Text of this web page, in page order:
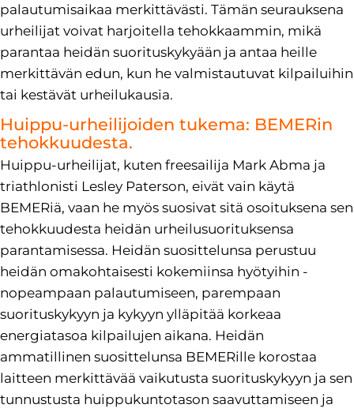
palautumisaikaa merkittävästi. Tämän seurauksena
urheilijat voivat harjoitella tehokkaammin, mikä
parantaa heidän suorituskykyään ja antaa heille
merkittävän edun, kun he valmistautuvat kilpailuihin
tai kestävät urheilukausia.
Huippu-urheilijoiden tukema: BEMERin
tehokkuudesta.
Huippu-urheilijat, kuten freesailija Mark Abma ja
triathlonisti Lesley Paterson, eivät vain käytä
BEMERiä, vaan he myös suosivat sitä osoituksena sen
tehokkuudesta heidän urheilusuorituksensa
parantamisessa. Heidän suosittelunsa perustuu
heidän omakohtaisesti kokemiinsa hyötyihin -
nopeampaan palautumiseen, parempaan
suorituskykyyn ja kykyyn ylläpitää korkeaa
energiatasoa kilpailujen aikana. Heidän
ammatillinen suosittelunsa BEMERille korostaa
laitteen merkittävää vaikutusta suorituskykyyn ja sen
tunnustusta huippukuntotason saavuttamiseen ja